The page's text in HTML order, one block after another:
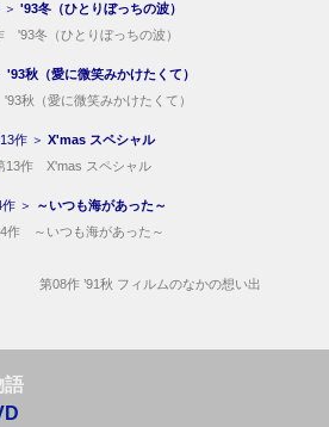
'93冬（ひとりぼっちの波）
'93秋（愛に微笑みかけたくて）
作 ＞ X'mas スペシャル
＞ ～いつも海があった～
第08作 ’91秋 フィルムのなかの想い出
語